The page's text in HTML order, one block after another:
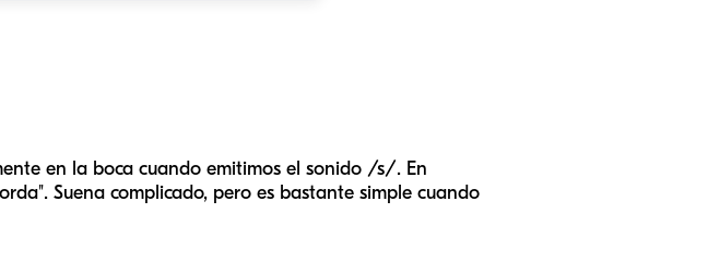
en la boca cuando emitimos el sonido /s/. En
Suena complicado, pero es bastante simple cuando